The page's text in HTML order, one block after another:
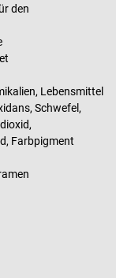
den
Lebensmittel
Schwefel,
Farbpigment